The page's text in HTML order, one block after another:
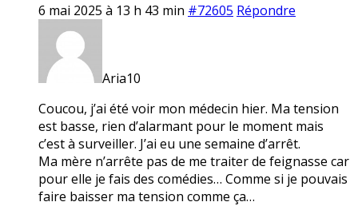
6 mai 2025 à 13 h 43 min #72605 Répondre
Aria10
Coucou, j’ai été voir mon médecin hier. Ma tension
est basse, rien d’alarmant pour le moment mais
c’est à surveiller. J’ai eu une semaine d’arrêt.
Ma mère n’arrête pas de me traiter de feignasse car
pour elle je fais des comédies… Comme si je pouvais
faire baisser ma tension comme ça…